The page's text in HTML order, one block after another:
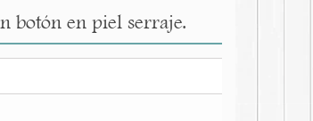
botón en piel serraje.